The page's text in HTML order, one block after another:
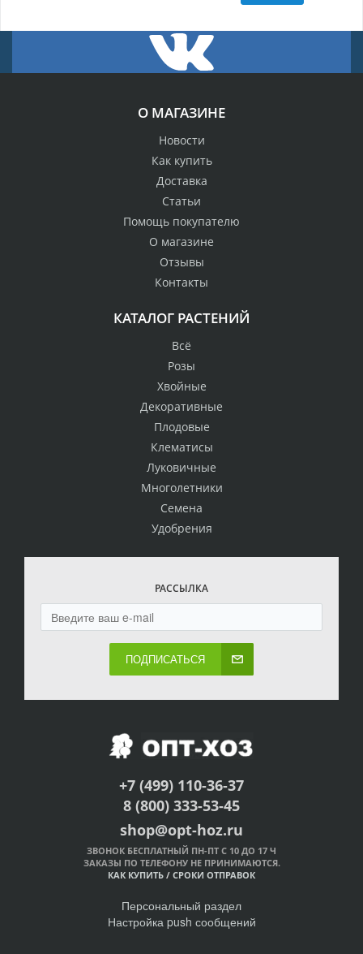
О МАГАЗИНЕ
Новости
Как купить
Доставка
Статьи
Помощь покупателю
О магазине
Отзывы
Контакты
КАТАЛОГ РАСТЕНИЙ
Всё
Розы
Хвойные
Декоративные
Плодовые
Клематисы
Луковичные
Многолетники
Семена
Удобрения
РАССЫЛКА
ПОДПИСАТЬСЯ
+7 (499) 110-36-37
8 (800) 333-53-45
shop@opt-hoz.ru
ЗВОНОК БЕСПЛАТНЫЙ ПН-ПТ С 10 ДО 17 Ч
ЗАКАЗЫ ПО ТЕЛЕФОНУ НЕ ПРИНИМАЮТСЯ.
КАК КУПИТЬ / СРОКИ ОТПРАВОК
Персональный раздел
Настройка push сообщений